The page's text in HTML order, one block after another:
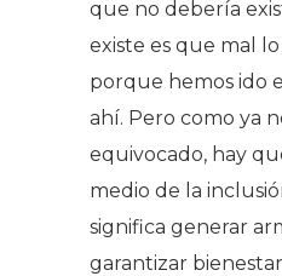
que no debería
existe es que mal
porque hemos ido
ahí. Pero como ya
equivocado, hay
medio de la
significa generar
garantizar